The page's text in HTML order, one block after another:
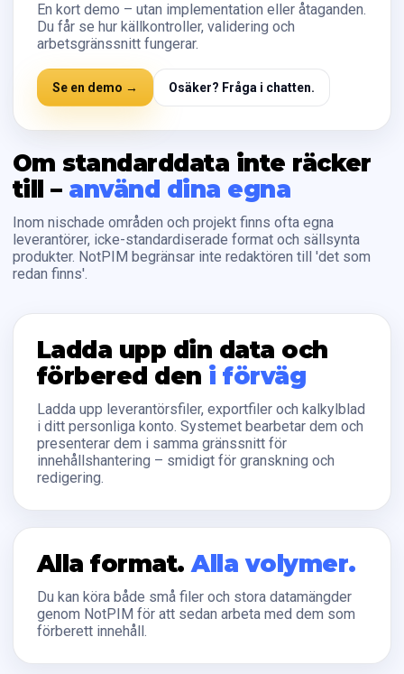
En kort demo – utan implementation eller åtaganden.
Du får se hur källkontroller, validering och
arbetsgränssnitt fungerar.
Se en demo → Osäker? Fråga i chatten.
Om standarddata inte räcker
till – använd dina egna
Inom nischade områden och projekt finns ofta egna
leverantörer, icke-standardiserade format och sällsynta
produkter. NotPIM begränsar inte redaktören till 'det som
redan finns'.
Ladda upp din data och
förbered den i förväg
Ladda upp leverantörsfiler, exportfiler och kalkylblad
i ditt personliga konto. Systemet bearbetar dem och
presenterar dem i samma gränssnitt för
innehållshantering – smidigt för granskning och
redigering.
Alla format.Alla volymer.
Du kan köra både små filer och stora datamängder
genom NotPIM för att sedan arbeta med dem som
förberett innehåll.